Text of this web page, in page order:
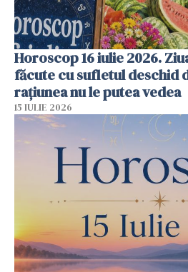
Horoscop 16 iulie 2026.
făcute cu sufletul deschid
rațiunea nu le putea vedea
15 IULIE 2026